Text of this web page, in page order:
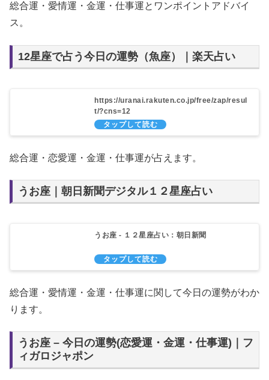
総合運・愛情運・金運・仕事運とワンポイントアドバイ
ス。
12星座で占う今日の運勢（魚座）｜楽天占い
https://uranai.rakuten.co.jp/free/zap/resul
t/?cns=12
総合運・恋愛運・金運・仕事運が占えます。
うお座｜朝日新聞デジタル１２星座占い
うお座 - １２星座占い：朝日新聞
総合運・愛情運・金運・仕事運に関して今日の運勢がわか
ります。
うお座 – 今日の運勢(恋愛運・金運・仕事運)｜フ
ィガロジャポン